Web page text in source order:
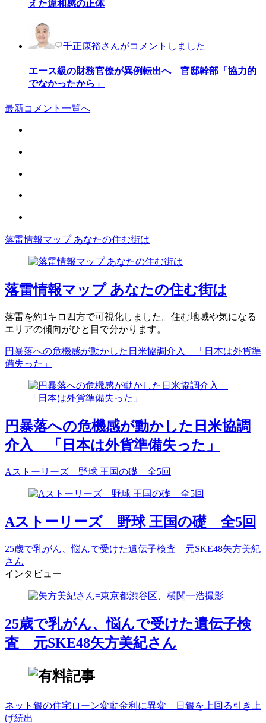
えた違和感の正体
千正康裕さんがコメントしました
エース級の財務官僚が異例転出へ 官邸幹部「協力的
でなかったから」
最新コメント一覧へ
落雷情報マップ あなたの住む街は
落雷情報マップ あなたの住む街は
落雷を約1キロ四方で可視化しました。住む地域や気になる
エリアの傾向がひと目で分かります。
円暴落への危機感が動かした日米協調介入 「日本は外貨準
備失った」
円暴落への危機感が動かした日米協調
介入 「日本は外貨準備失った」
Aストーリーズ 野球 王国の礎 全5回
Aストーリーズ 野球 王国の礎 全5回
25歳で乳がん、悩んで受けた遺伝子検査 元SKE48矢方美紀
さん
インタビュー
25歳で乳がん、悩んで受けた遺伝子検
査 元SKE48矢方美紀さん
ネット銀の住宅ローン変動金利に異変 日銀を上回る引き上
げ続出